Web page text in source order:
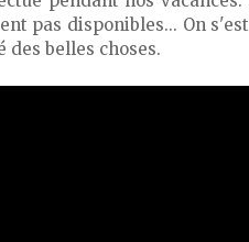
pas disponibles... On
belles choses.